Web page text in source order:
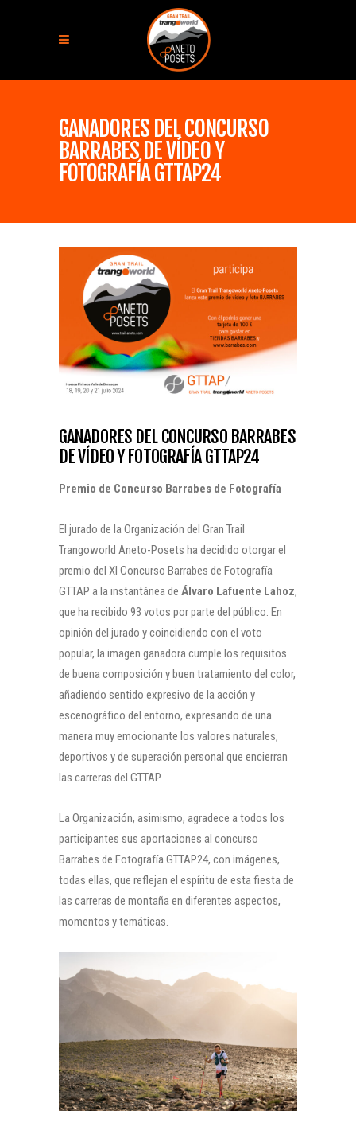
GANADORES DEL CONCURSO
BARRABES DE VÍDEO Y
FOTOGRAFÍA GTTAP24
GANADORES DEL CONCURSO BARRABES
DE VÍDEO Y FOTOGRAFÍA GTTAP24
Premio de Concurso Barrabes de Fotografía
El jurado de la Organización del Gran Trail
Trangoworld Aneto-Posets ha decidido otorgar el
premio del XI Concurso Barrabes de Fotografía
GTTAP a la instantánea de Álvaro Lafuente Lahoz,
que ha recibido 93 votos por parte del público. En
opinión del jurado y coincidiendo con el voto
popular, la imagen ganadora cumple los requisitos
de buena composición y buen tratamiento del color,
añadiendo sentido expresivo de la acción y
escenográfico del entorno, expresando de una
manera muy emocionante los valores naturales,
deportivos y de superación personal que encierran
las carreras del GTTAP.
La Organización, asimismo, agradece a todos los
participantes sus aportaciones al concurso
Barrabes de Fotografía GTTAP24, con imágenes,
todas ellas, que reflejan el espíritu de esta fiesta de
las carreras de montaña en diferentes aspectos,
momentos y temáticas.